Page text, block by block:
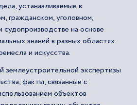
устанавливаемые в
гражданском, уголовном,
на основе
знаний в разных областях
и искусства.
экспертизы
факты, связанные с
объектов